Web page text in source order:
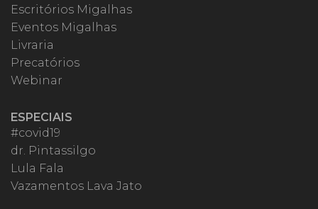
Escritórios Migalhas
Eventos Migalhas
Livraria
Precatórios
Webinar
ESPECIAIS
#covid19
dr. Pintassilgo
Lula Fala
Vazamentos Lava Jato